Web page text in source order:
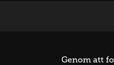
Genom att